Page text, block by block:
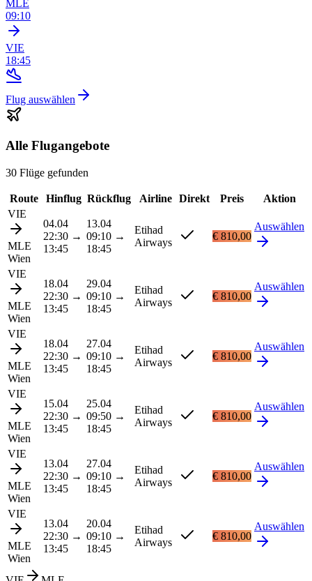
MLE
09:10
VIE
18:45
Flug auswählen
Alle Flugangebote
30 Flüge gefunden
Route Hinflug Rückflug Airline Direkt Preis
Aktion
VIE
MLE
Wien
04.04
22:30 →
13:45
13.04
09:10 →
18:45
Etihad
Airways
€ 810,00
Auswählen
VIE
MLE
Wien
18.04
22:30 →
13:45
29.04
09:10 →
18:45
Etihad
Airways
€ 810,00
Auswählen
VIE
MLE
Wien
18.04
22:30 →
13:45
27.04
09:10 →
18:45
Etihad
Airways
€ 810,00
Auswählen
VIE
MLE
Wien
15.04
22:30 →
13:45
25.04
09:50 →
18:45
Etihad
Airways
€ 810,00
Auswählen
VIE
MLE
Wien
13.04
22:30 →
13:45
27.04
09:10 →
18:45
Etihad
Airways
€ 810,00
Auswählen
VIE
MLE
Wien
13.04
22:30 →
13:45
20.04
09:10 →
18:45
Etihad
Airways
€ 810,00
Auswählen